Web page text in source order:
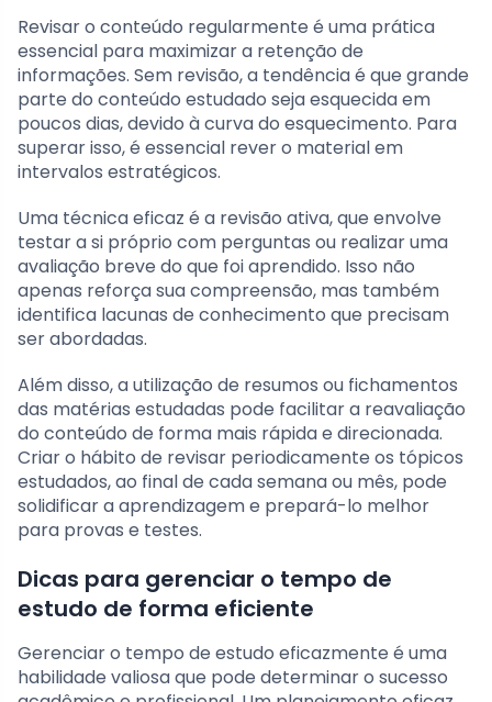
Revisar o conteúdo regularmente é uma prática
essencial para maximizar a retenção de
informações. Sem revisão, a tendência é que grande
parte do conteúdo estudado seja esquecida em
poucos dias, devido à curva do esquecimento. Para
superar isso, é essencial rever o material em
intervalos estratégicos.
Uma técnica eficaz é a revisão ativa, que envolve
testar a si próprio com perguntas ou realizar uma
avaliação breve do que foi aprendido. Isso não
apenas reforça sua compreensão, mas também
identifica lacunas de conhecimento que precisam
ser abordadas.
Além disso, a utilização de resumos ou fichamentos
das matérias estudadas pode facilitar a reavaliação
do conteúdo de forma mais rápida e direcionada.
Criar o hábito de revisar periodicamente os tópicos
estudados, ao final de cada semana ou mês, pode
solidificar a aprendizagem e prepará-lo melhor
para provas e testes.
Dicas para gerenciar o tempo de
estudo de forma eficiente
Gerenciar o tempo de estudo eficazmente é uma
habilidade valiosa que pode determinar o sucesso